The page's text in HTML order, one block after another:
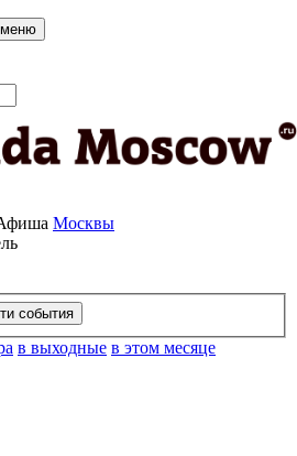
Москвы
в выходные в этом месяце